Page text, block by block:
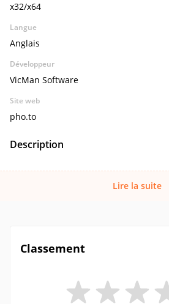
x32/x64
Langue
Anglais
Développeur
VicMan Software
Site web
pho.to
Description
Lire la suite
Classement